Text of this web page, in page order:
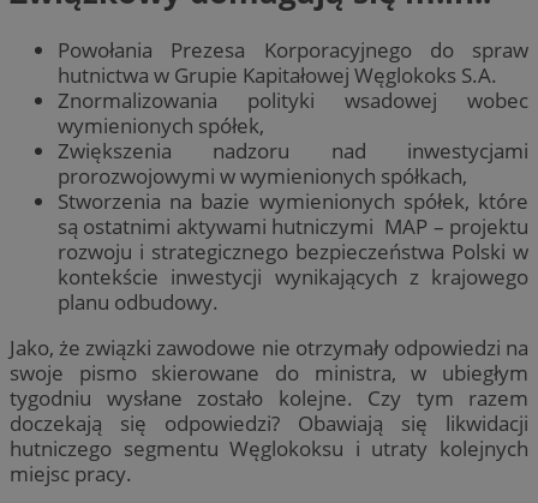
Powołania Prezesa Korporacyjnego do spraw
hutnictwa w Grupie Kapitałowej Węglokoks S.A.
Znormalizowania polityki wsadowej wobec
wymienionych spółek,
Zwiększenia nadzoru nad inwestycjami
prorozwojowymi w wymienionych spółkach,
Stworzenia na bazie wymienionych spółek, które
są ostatnimi aktywami hutniczymi MAP – projektu
rozwoju i strategicznego bezpieczeństwa Polski w
kontekście inwestycji wynikających z krajowego
planu odbudowy.
Jako, że związki zawodowe nie otrzymały odpowiedzi na
swoje pismo skierowane do ministra, w ubiegłym
tygodniu wysłane zostało kolejne. Czy tym razem
doczekają się odpowiedzi? Obawiają się likwidacji
hutniczego segmentu Węglokoksu i utraty kolejnych
miejsc pracy.